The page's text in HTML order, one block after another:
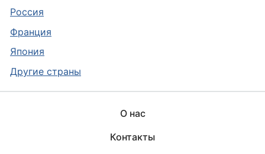
Россия
Франция
Япония
Другие страны
О нас
Контакты